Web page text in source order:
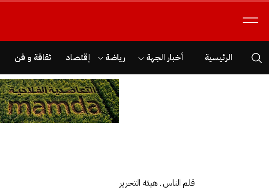
الرئيسية أخبار الجهة رياضة إقتصاد ثقافة و فن
قلم الناس ـ هيئة التحرير